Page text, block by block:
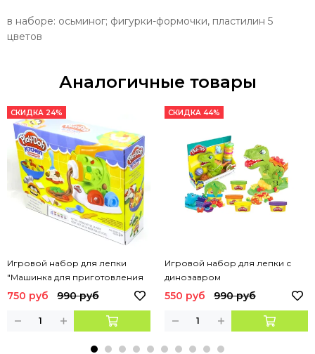
в наборе: осьминог; фигурки-формочки, пластилин 5
цветов
Аналогичные товары
СКИДКА 24%
Игровой набор для лепки
"Машинка для приготовления
лапши"
750 руб 990 руб
СКИДКА 44%
Игровой набор для лепки с
динозавром
550 руб 990 руб